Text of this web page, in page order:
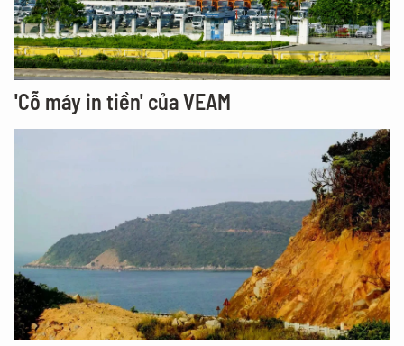
'Cỗ máy in tiền' của VEAM